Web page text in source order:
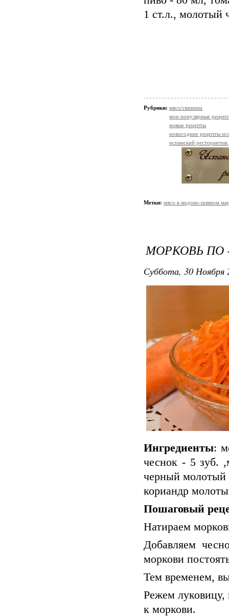
1 ст.л., молотый
Рубрики: мясо/свинина
мои популярные
новые рецепты
новогодние рецепты
испанский
Метки: мясо в медово-пивном
МОРКОВЬ ПО
Суббота, 30 Ноября
Ингредиенты:
чеснок - 5 зуб.
черный молотый
кориандр
Пошаговый
Натираем
Добавляем
моркови
Тем временем,
Режем луковицу,
к моркови.